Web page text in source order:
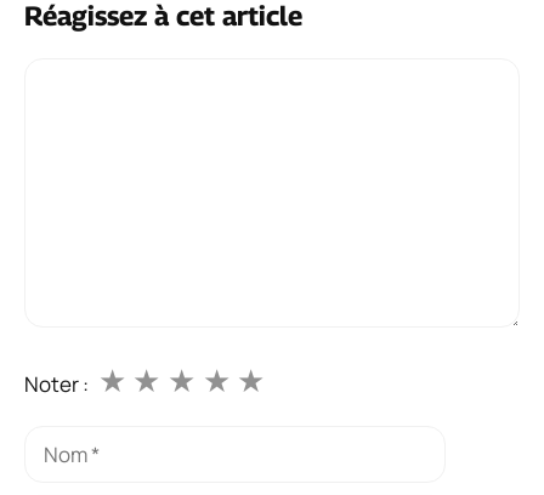
Réagissez à cet article
Noter : ★
★
★
★
★
Nom